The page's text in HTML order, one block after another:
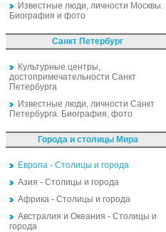
Известные люди, личности Москвы.
Биография и фото
Санкт Петербург
Культурные центры,
достопримечательности Санкт
Петербурга
Известные люди, личности Санкт
Петербурга. Биография, фото
Города и столицы Мира
Европа - Столицы и города
Азия - Столицы и города
Африка - Столицы и города
Австралия и Океания - Столицы и
города